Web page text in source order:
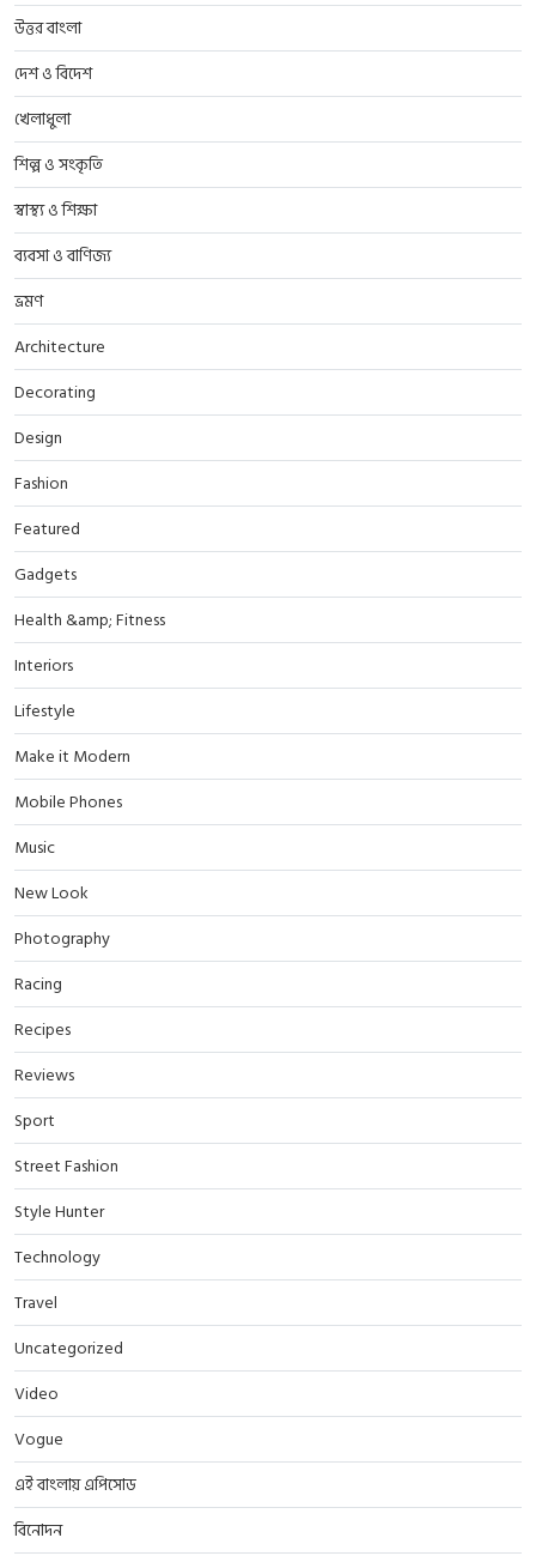
উত্তর বাংলা
দেশ ও বিদেশ
খেলাধুলা
শিল্প ও সংকৃতি
স্বাস্থ্য ও শিক্ষা
ব্যবসা ও বাণিজ্য
ভ্রমণ
Architecture
Decorating
Design
Fashion
Featured
Gadgets
Health &amp; Fitness
Interiors
Lifestyle
Make it Modern
Mobile Phones
Music
New Look
Photography
Racing
Recipes
Reviews
Sport
Street Fashion
Style Hunter
Technology
Travel
Uncategorized
Video
Vogue
এই বাংলায় এপিসোড
বিনোদন